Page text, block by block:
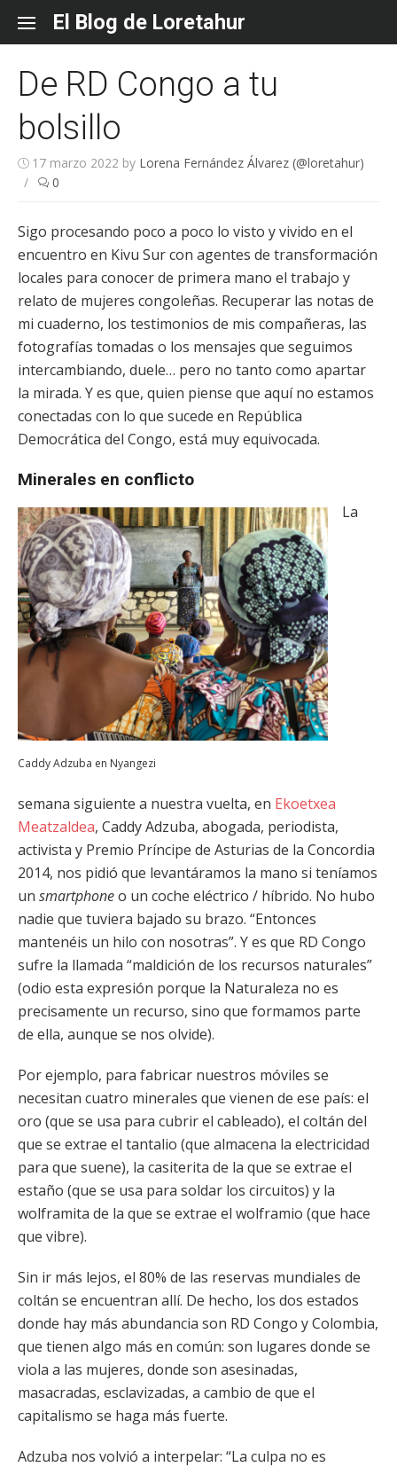
content
El Blog de Loretahur
De RD Congo a tu
bolsillo
17 marzo 2022 by Lorena Fernández Álvarez (@loretahur)
/
0
Sigo procesando poco a poco lo visto y vivido en el
encuentro en Kivu Sur con agentes de transformación
locales para conocer de primera mano el trabajo y
relato de mujeres congoleñas. Recuperar las notas de
mi cuaderno, los testimonios de mis compañeras, las
fotografías tomadas o los mensajes que seguimos
intercambiando, duele… pero no tanto como apartar
la mirada. Y es que, quien piense que aquí no estamos
conectadas con lo que sucede en República
Democrática del Congo, está muy equivocada.
Minerales en conflicto
Caddy Adzuba en Nyangezi
La
semana siguiente a nuestra vuelta, en Ekoetxea
Meatzaldea, Caddy Adzuba, abogada, periodista,
activista y Premio Príncipe de Asturias de la Concordia
2014, nos pidió que levantáramos la mano si teníamos
un smartphoneo un coche eléctrico / híbrido. No hubo
nadie que tuviera bajado su brazo. “Entonces
mantenéis un hilo con nosotras”. Y es que RD Congo
sufre la llamada “maldición de los recursos naturales”
(odio esta expresión porque la Naturaleza no es
precisamente un recurso, sino que formamos parte
de ella, aunque se nos olvide).
Por ejemplo, para fabricar nuestros móviles se
necesitan cuatro minerales que vienen de ese país: el
oro (que se usa para cubrir el cableado), el coltán del
que se extrae el tantalio (que almacena la electricidad
para que suene), la casiterita de la que se extrae el
estaño (que se usa para soldar los circuitos) y la
wolframita de la que se extrae el wolframio (que hace
que vibre).
Sin ir más lejos, el 80% de las reservas mundiales de
coltán se encuentran allí. De hecho, los dos estados
donde hay más abundancia son RD Congo y Colombia,
que tienen algo más en común: son lugares donde se
viola a las mujeres, donde son asesinadas,
masacradas, esclavizadas, a cambio de que el
capitalismo se haga más fuerte.
Adzuba nos volvió a interpelar: “La culpa no es